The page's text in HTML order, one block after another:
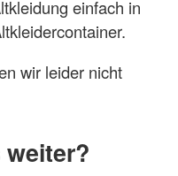
einfach in
wir leider nicht
weiter?